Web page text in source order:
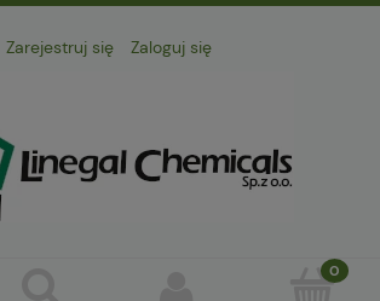
Zarejestruj się Zaloguj się